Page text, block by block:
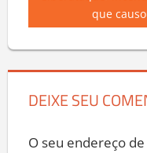
que
DEIXE SEU
O seu endereço